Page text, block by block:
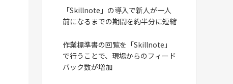
「Skillnote」の導入で新人が一人
前になるまでの期間を約半分に短縮
作業標準書の回覧を「Skillnote」
で行うことで、現場からのフィード
バック数が増加